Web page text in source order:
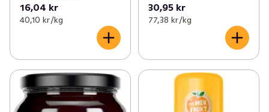
16,04 kr
40,10 kr /kg
30,95 kr
77,38 kr /kg